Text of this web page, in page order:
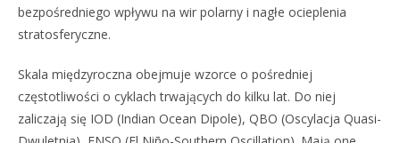
bezpośredniego wpływu na wir polarny i nagłe ocieplenia
stratosferyczne.
Skala międzyroczna obejmuje wzorce o pośredniej
częstotliwości o cyklach trwających do kilku lat. Do niej
zaliczają się IOD (Indian Ocean Dipole), QBO (Oscylacja Quasi-